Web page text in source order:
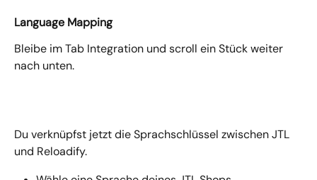
Language Mapping
Bleibe im Tab Integration und scroll ein Stück weiter
nach unten.
Du verknüpfst jetzt die Sprachschlüssel zwischen JTL
und Reloadify.